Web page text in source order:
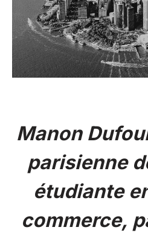
Manon
parisienne
étudiante
commerce,